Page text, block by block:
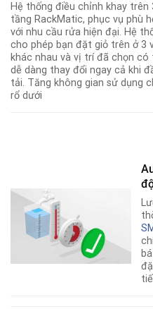
Hệ thống điều chỉnh khay trên
tầng RackMatic, phục vụ phù
với nhu cầu rửa hiện đại. Hệ
cho phép bạn đặt giỏ trên ở 3
khác nhau và vị trí đã chọn có
dễ dàng thay đổi ngay cả khi
tải. Tăng không gian sử dụng
rổ dưới